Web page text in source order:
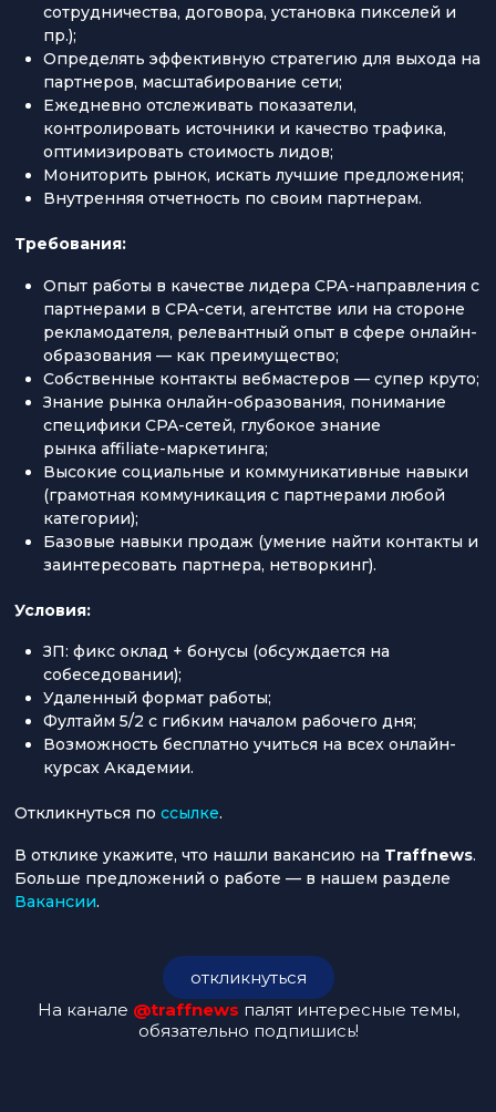
сотрудничества, договора, установка пикселей и
пр.);
Определять эффективную стратегию для выхода на
партнеров, масштабирование сети;
Ежедневно отслеживать показатели,
контролировать источники и качество трафика,
оптимизировать стоимость лидов;
Мониторить рынок, искать лучшие предложения;
Внутренняя отчетность по своим партнерам.
Требования:
Опыт работы в качестве лидера СРА-направления с
партнерами в CPA-сети, агентстве или на стороне
рекламодателя, релевантный опыт в сфере онлайн-
образования — как преимущество;
Собственные контакты вебмастеров — супер круто;
Знание рынка онлайн-образования, понимание
специфики CPA-сетей, глубокое знание
рынка affiliate-маркетинга;
Высокие социальные и коммуникативные навыки
(грамотная коммуникация с партнерами любой
категории);
Базовые навыки продаж (умение найти контакты и
заинтересовать партнера, нетворкинг).
Условия:
ЗП: фикс оклад + бонусы (обсуждается на
собеседовании);
Удаленный формат работы;
Фултайм 5/2 с гибким началом рабочего дня;
Возможность бесплатно учиться на всех онлайн-
курсах Академии.
Откликнуться по ссылке.
В отклике укажите, что нашли вакансию на Traffnews.
Больше предложений о работе — в нашем разделе
Вакансии.
откликнуться
На канале @traffnews палят интересные темы,
обязательно подпишись!